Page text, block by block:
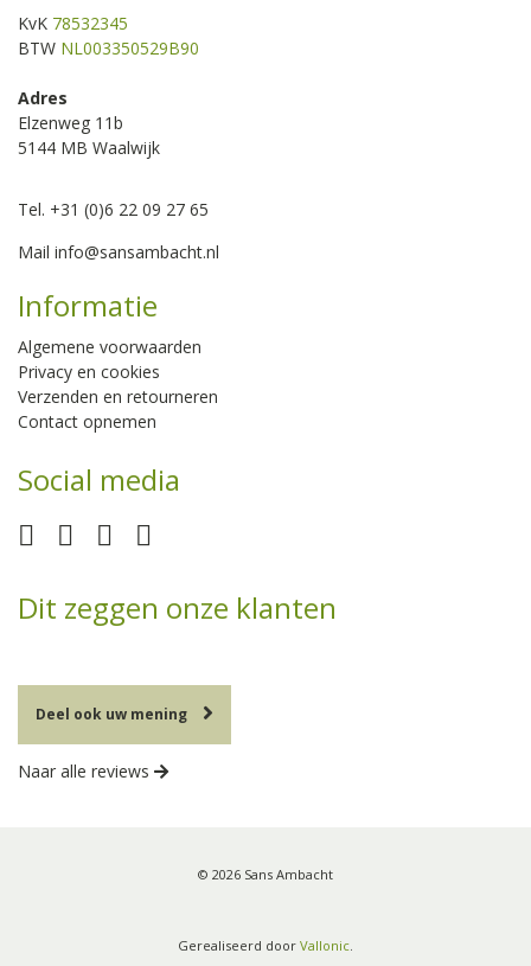
KvK 78532345
BTW NL003350529B90
Adres
Elzenweg 11b
5144 MB Waalwijk
Tel. +31 (0)6 22 09 27 65
Mail info@sansambacht.nl
Informatie
Algemene voorwaarden
Privacy en cookies
Verzenden en retourneren
Contact opnemen
Social media
Dit zeggen onze klanten
Deel ook uw mening
Naar alle reviews
© 2026 Sans Ambacht
Gerealiseerd door Vallonic